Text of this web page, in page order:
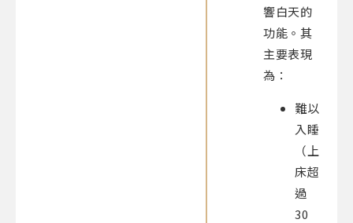
響白天的
功能。其
主要表現
為：
難以
入睡
（上
床超
過
30